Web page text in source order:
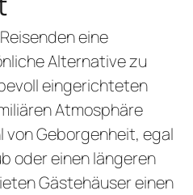
eine
Alternative zu
eingerichteten
Atmosphäre
von Geborgenheit, egal
oder einen längeren
Gästehäuser einen